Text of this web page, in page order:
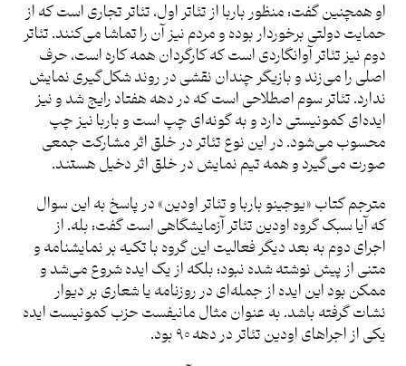
او همچنین گفت: منظور باربا از تئاتر اول، تئاتر تجاری است که از
حمایت دولتی برخوردار بوده و مردم نیز آن را تماشا می‌کنند. تئاتر
دوم نیز تئاتر آوانگاردی است که کارگردان همه کاره است، حرف
اصلی را می‌زند و بازیگر چندان نقشی در روند شکل‌گیری نمایش
ندارد. تئاتر سوم اصطلاحی است که در دهه هفتاد رایج شد و نیز
ایده‌ای کمونیستی دارد و به گونه‌ای چپ است و باربا نیز چپ
محسوب می‌شود. در این نوع تئاتر در خلق اثر مشارکت جمعی
صورت می‌گیرد و همه تیم نمایش در خلق اثر دخیل هستند.
مترجم کتاب «یوجینو باربا و تئاتر اودین» در پاسخ به این سوال
که آیا سبک گروه اودین تئاتر آزمایشگاهی است گفت: بله. از
اجرای دوم به بعد دیگر فعالیت این گروه با تکیه بر نمایشنامه و
متنی از پیش نوشته شده نبود؛ بلکه از یک ایده شروع می‌شد و
ممکن بود این ایده از جمله‌ای در روزنامه یا شعاری بر دیوار
نشات گرفته باشد. به عنوان مثال مانیفست حزب کمونیست ایده‌
یکی از اجراهای اودین تئاتر در دهه ۹۰ بود.